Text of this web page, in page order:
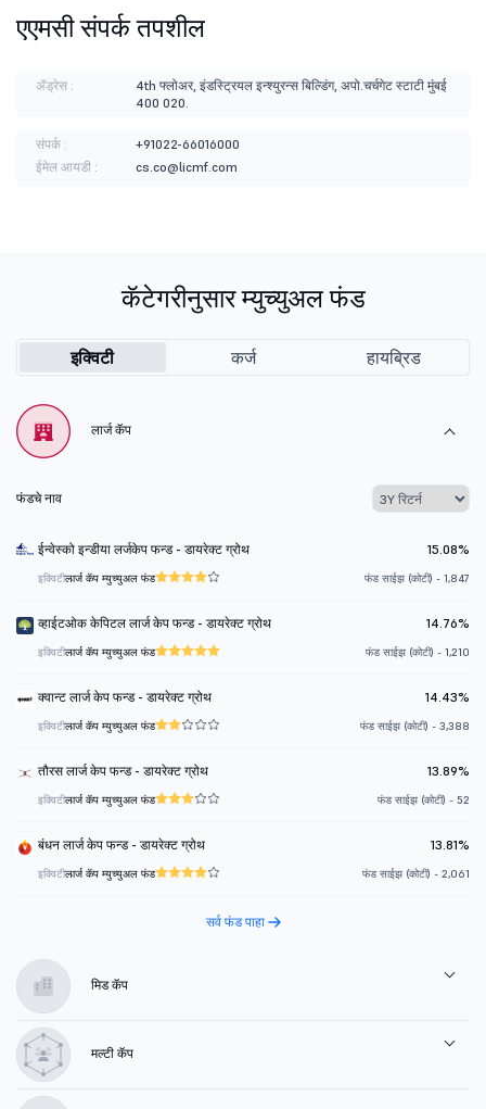
एएमसी संपर्क तपशील
ॲड्रेस :
4th फ्लोअर, इंडस्ट्रियल इन्श्युरन्स बिल्डिंग, अपो.चर्चगेट स्टाटी मुंबई
400 020.
संपर्क :
+91022-66016000
ईमेल आयडी :
cs.co@licmf.com
कॅटेगरीनुसार म्युच्युअल फंड
इक्विटी कर्ज हायब्रिड
लार्ज कॅप
फंडचे नाव
ईन्वेस्को इन्डीया लर्जकेप फन्ड - डायरेक्ट ग्रोथ 15.08%
इक्विटीलार्ज कॅप म्युच्युअल फंड फंड साईझ (कोटी) - 1,847
व्हाईटओक केपिटल लार्ज केप फन्ड - डायरेक्ट ग्रोथ 14.76%
इक्विटीलार्ज कॅप म्युच्युअल फंड फंड साईझ (कोटी) - 1,210
क्वान्ट लार्ज केप फन्ड - डायरेक्ट ग्रोथ 14.43%
इक्विटीलार्ज कॅप म्युच्युअल फंड फंड साईझ (कोटी) - 3,388
तौरस लार्ज केप फन्ड - डायरेक्ट ग्रोथ 13.89%
इक्विटीलार्ज कॅप म्युच्युअल फंड फंड साईझ (कोटी) - 52
बंधन लार्ज केप फन्ड - डायरेक्ट ग्रोथ 13.81%
इक्विटीलार्ज कॅप म्युच्युअल फंड फंड साईझ (कोटी) - 2,061
सर्व फंड पाहा
मिड कॅप
मल्टी कॅप